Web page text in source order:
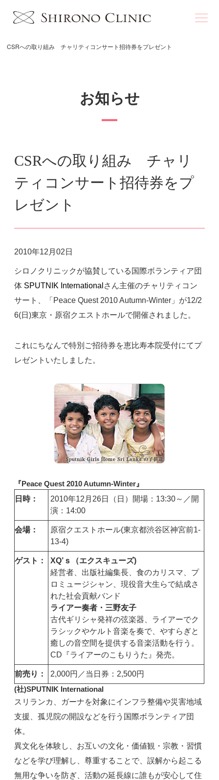
CSRへの取り組み チャリティコンサート招待券をプレゼント
お知らせ
CSRへの取り組み チャリ
ティコンサート招待券をプ
レゼント
2010年12月02日
シロノクリニックが協賛している国際ボランティア団
体 SPUTNIK International さん主催のチャリティコン
サート、「Peace Quest 2010 Autumn-Winter」が12/2
6(日)東京・原宿クエストホールで開催されました。
これにちなんで特別ご招待券を恵比寿本院受付にてプ
レゼントいたしました。
『Peace Quest 2010 Autumn-Winter』
日時：
2010年12月26日（日）開場：13:30～／開
演：14:00
会場：
原宿クエストホール(東京都渋谷区神宮前1-
13-4)
ゲスト：
XQ’ｓ（エクスキューズ)
経営者、出版社編集長、食のカリスマ、プ
ロミュージシャン、現役音大生らで結成さ
れた社会貢献バンド
ライアー奏者・三野友子
古代ギリシャ発祥の弦楽器、ライアーでク
ラシックやケルト音楽を奏で、やすらぎと
癒しの音空間を提供する音楽活動を行う。
CD『ライアーのこもりうた』発売。
前売り：
2,000円／当日券：2,500円
(社)SPUTNIK International
スリランカ、ガーナを対象にインフラ整備や災害地域
支援、孤児院の開設などを行う国際ボランティア団
体。
異文化を体験し、お互いの文化・価値観・宗教・習慣
などを学び理解し、尊重することで、誤解から起こる
無用な争いを防ぎ、活動の延長線に誰もが安心して住